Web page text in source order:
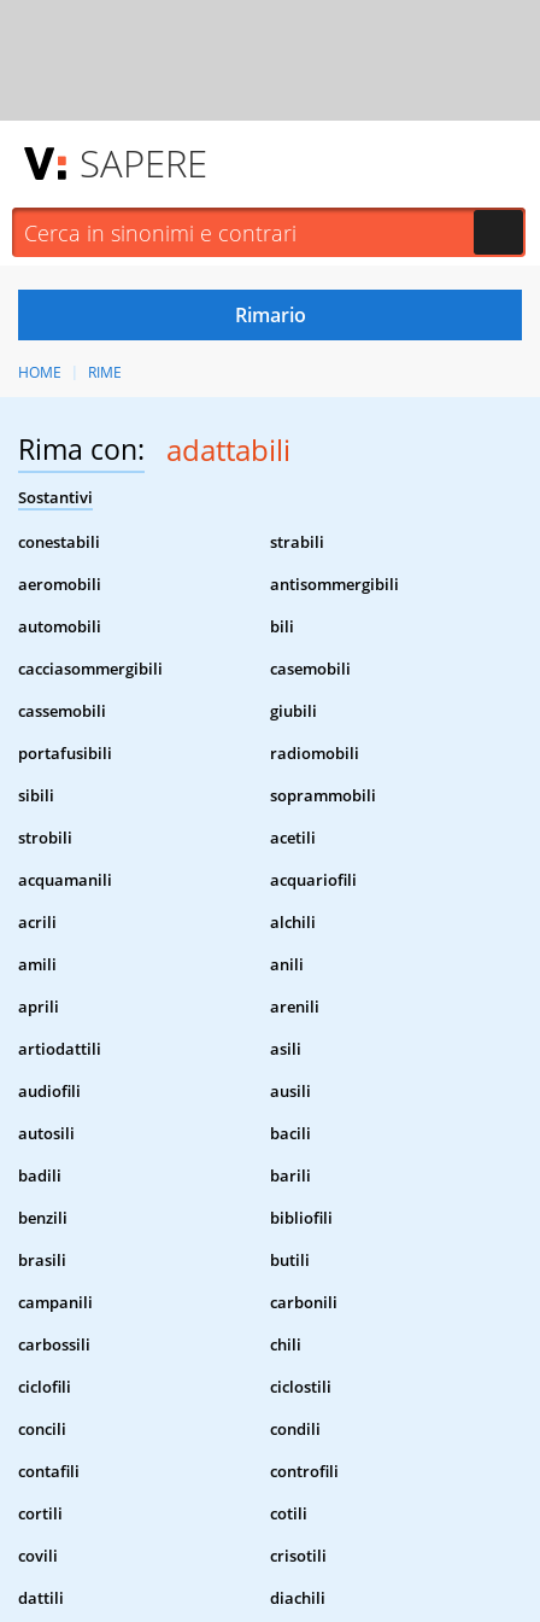
SAPERE
HOME RIME
Rima con: adattabili
Sostantivi
conestabili
strabili
aeromobili
antisommergibili
automobili
bili
cacciasommergibili
casemobili
cassemobili
giubili
portafusibili
radiomobili
sibili
soprammobili
strobili
acetili
acquamanili
acquariofili
acrili
alchili
amili
anili
aprili
arenili
artiodattili
asili
audiofili
ausili
autosili
bacili
badili
barili
benzili
bibliofili
brasili
butili
campanili
carbonili
carbossili
chili
ciclofili
ciclostili
concili
condili
contafili
controfili
cortili
cotili
covili
crisotili
dattili
diachili